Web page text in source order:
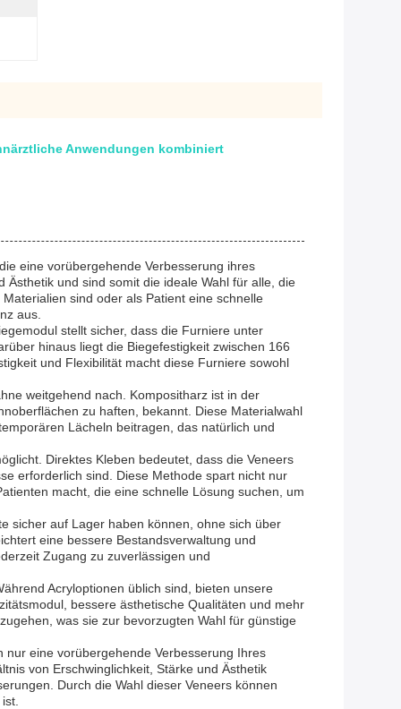
Anwendungen kombiniert
eine vorübergehende Verbesserung ihres
und sind somit die ideale Wahl für alle, die
sind oder als Patient eine schnelle
aus.
stellt sicher, dass die Furniere unter
hinaus liegt die Biegefestigkeit zwischen 166
und Flexibilität macht diese Furniere sowohl
weitgehend nach. Kompositharz ist in der
zu haften, bekannt. Diese Materialwahl
Lächeln beitragen, das natürlich und
Direktes Kleben bedeutet, dass die Veneers
erforderlich sind. Diese Methode spart nicht nur
macht, die eine schnelle Lösung suchen, um
sicher auf Lager haben können, ohne sich über
eine bessere Bestandsverwaltung und
Zugang zu zuverlässigen und
Acryloptionen üblich sind, bieten unsere
bessere ästhetische Qualitäten und mehr
was sie zur bevorzugten Wahl für günstige
eine vorübergehende Verbesserung Ihres
von Erschwinglichkeit, Stärke und Ästhetik
Durch die Wahl dieser Veneers können